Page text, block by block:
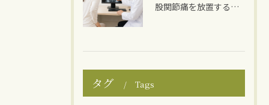
股関節痛を放置するとどうなる？
タグ Tags